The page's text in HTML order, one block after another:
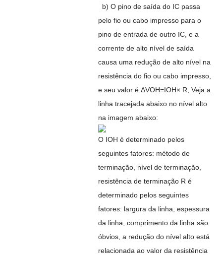
b) O pino de saída do IC passa
pelo fio ou cabo impresso para o
pino de entrada de outro IC, e a
corrente de alto nível de saída
causa uma redução de alto nível na
resistência do fio ou cabo impresso,
e seu valor é ΔVOH=IOH× R, Veja a
linha tracejada abaixo no nível alto
na imagem abaixo:
O IOH é determinado pelos
seguintes fatores: método de
terminação, nível de terminação,
resistência de terminação R é
determinado pelos seguintes
fatores: largura da linha, espessura
da linha, comprimento da linha são
óbvios, a redução do nível alto está
relacionada ao valor da resistência